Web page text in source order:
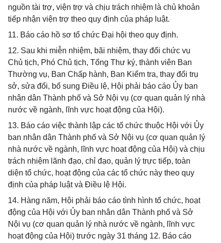
nguồn tài trợ, viện trợ và chịu trách nhiệm là chủ khoản
tiếp nhận viện trợ theo quy định của pháp luật.
11. Báo cáo hồ sơ tổ chức Đại hội theo quy định.
12. Sau khi miễn nhiệm, bãi nhiệm, thay đổi chức vụ
Chủ tịch, Phó Chủ tịch, Tổng Thư ký, thành viên Ban
Thường vụ, Ban Chấp hành, Ban Kiểm tra, thay đổi trụ
sở, sửa đổi, bổ sung Điều lệ, Hội phải báo cáo Ủy ban
nhân dân Thành phố và Sở Nội vụ (cơ quan quản lý nhà
nước về ngành, lĩnh vực hoạt động của Hội).
13. Báo cáo việc thành lập các tổ chức thuộc Hội với Ủy
ban nhân dân Thành phố và Sở Nội vụ (cơ quan quản lý
nhà nước về ngành, lĩnh vực hoạt động của Hội) và chịu
trách nhiệm lãnh đạo, chỉ đạo, quản lý trực tiếp, toàn
diện tổ chức, hoạt động của các tổ chức này theo quy
định của pháp luật và Điều lệ Hội.
14. Hàng năm, Hội phải báo cáo tình hình tổ chức, hoạt
động của Hội với Ủy ban nhân dân Thành phố và Sở
Nội vụ (cơ quan quản lý nhà nước về ngành, lĩnh vực
hoạt động của Hội) trước ngày 31 tháng 12. Báo cáo